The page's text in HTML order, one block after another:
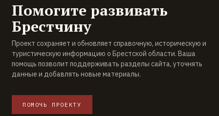
Помогите развивать
Брестчину
Проект сохраняет и обновляет справочную, историческую и
туристическую информацию о Брестской области. Ваша
помощь позволит поддерживать разделы сайта, уточнять
данные и добавлять новые материалы.
ПОМОЧЬ ПРОЕКТУ